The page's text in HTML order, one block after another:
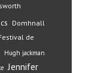
Domhnall
de
Hugh jackman
Jennifer